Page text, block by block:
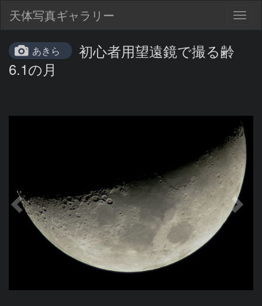
天体写真ギャラリー
あきら
初心者用望遠鏡で撮る齢
6.1の月